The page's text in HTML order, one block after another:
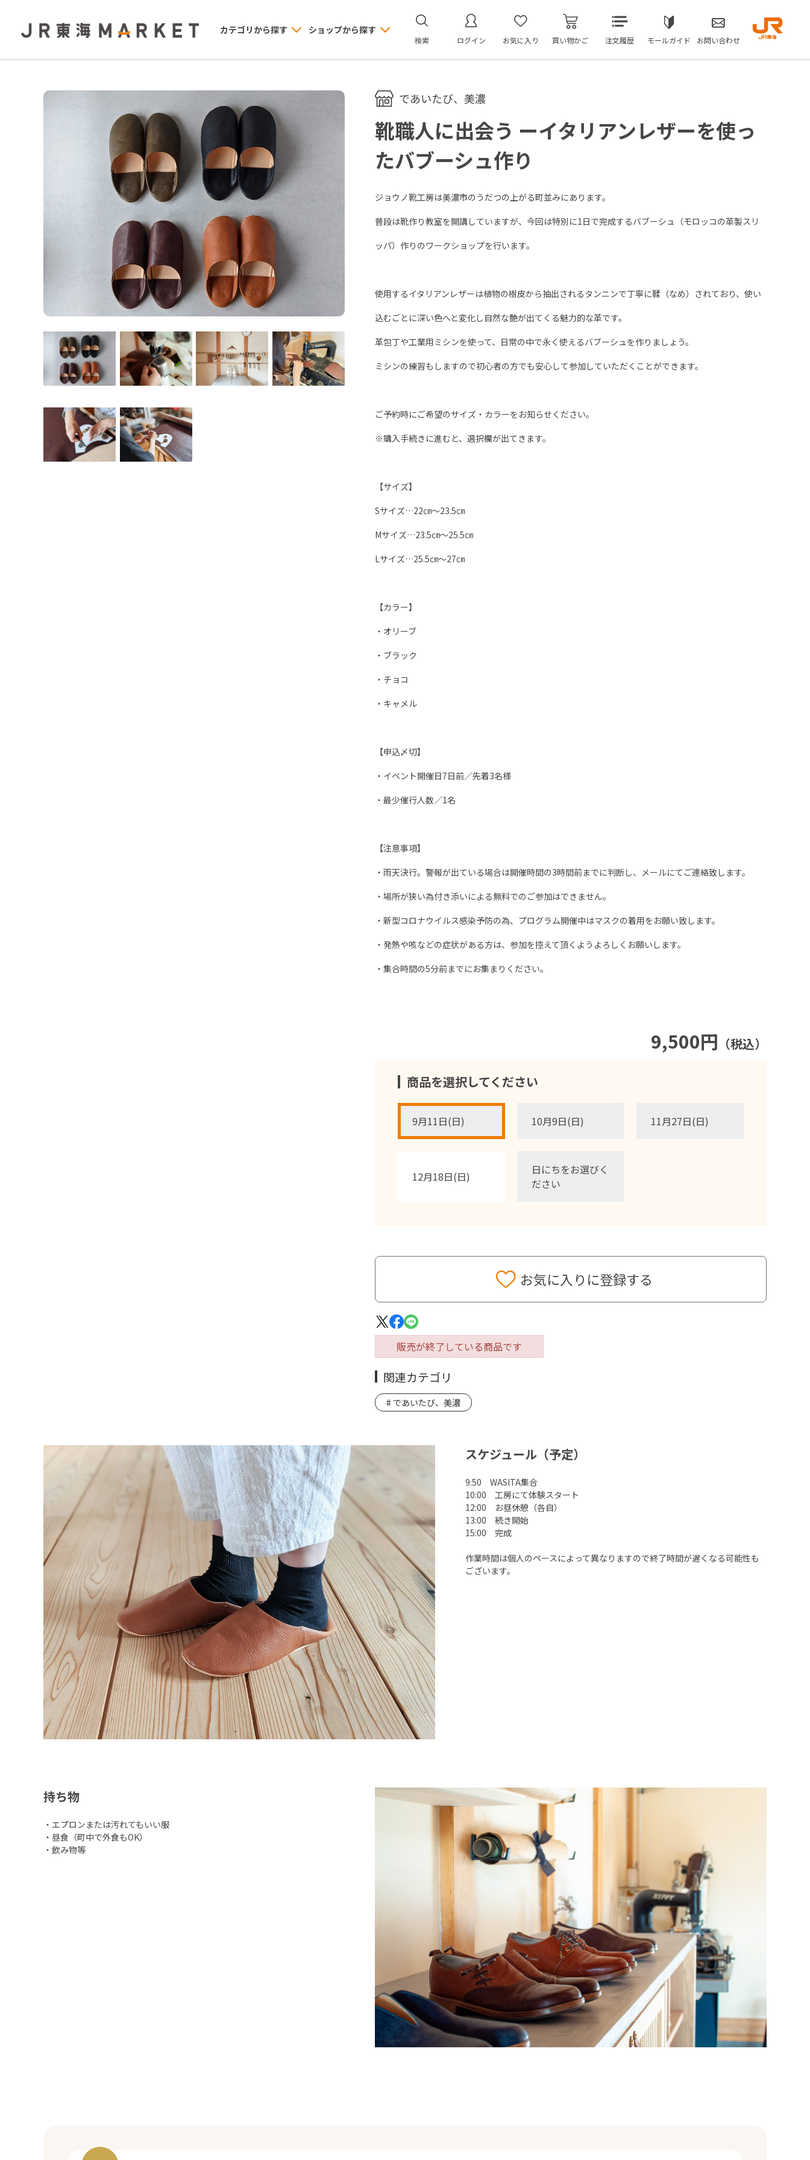
カテゴリから探す ショップから探す
検索 ログイン お気に入り 買い物かご 注文履歴 モールガイド お問い合わせ
であいたび、美濃
靴職人に出会う ーイタリアンレザーを使っ
たバブーシュ作り
9,500円 （税込）
商品を選択してください
9月11日(日) 10月9日(日) 11月27日(日)
12月18日(日)
日にちをお選びく
ださい
販売が終了している商品です
お気に入りに登録する
ジョウノ靴工房は美濃市のうだつの上がる町並みにあります。
普段は靴作り教室を開講していますが、今回は特別に1日で完成するバブーシュ（モロッコの革製スリ
ッパ）作りのワークショップを行います。
使用するイタリアンレザーは植物の樹皮から抽出されるタンニンで丁寧に鞣（なめ）されており、使い
込むごとに深い色へと変化し自然な艶が出てくる魅力的な革です。
革包丁や工業用ミシンを使って、日常の中で永く使えるバブーシュを作りましょう。
ミシンの練習もしますので初心者の方でも安心して参加していただくことができます。
ご予約時にご希望のサイズ・カラーをお知らせください。
※購入手続きに進むと、選択欄が出てきます。
【サイズ】
Sサイズ…22㎝～23.5㎝
Mサイズ…23.5㎝～25.5㎝
Lサイズ…25.5㎝～27㎝
【カラー】
・オリーブ
・ブラック
・チョコ
・キャメル
【申込〆切】
・イベント開催日7日前／先着3名様
・最少催行人数／1名
【注意事項】
・雨天決行。警報が出ている場合は開催時間の3時間前までに判断し、メールにてご連絡致します。
・場所が狭い為付き添いによる無料でのご参加はできません。
・新型コロナウイルス感染予防の為、プログラム開催中はマスクの着用をお願い致します。
・発熱や咳などの症状がある方は、参加を控えて頂くようよろしくお願いします。
・集合時間の5分前までにお集まりください。
関連カテゴリ
であいたび、美濃
スケジュール（予定）
9:50 WASITA集合
10:00 工房にて体験スタート
12:00 お昼休憩（各自）
13:00 続き開始
15:00 完成
作業時間は個人のペースによって異なりますので終了時間が遅くなる可能性も
ございます。
持ち物
・エプロンまたは汚れてもいい服
・昼食（町中で外食もOK）
・飲み物等